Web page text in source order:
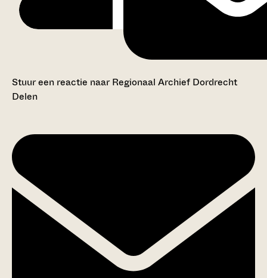
Stuur een reactie naar Regionaal Archief Dordrecht
Delen